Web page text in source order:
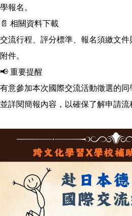
學報名。
📄 相關資料下載
交流行程、評分標準、報名須繳文
附件。
📢 重要提醒
有意參加本次國際交流活動徵選的
並詳閱簡報內容，以確保了解申請流